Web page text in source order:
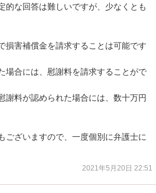
的な回答は難しいですが、少なくとも
害補償金を請求することは可能です
場合には、慰謝料を請求することがで
謝料が認められた場合には、数十万円
ございますので、一度個別に弁護士に
2021年5月20日 22:51